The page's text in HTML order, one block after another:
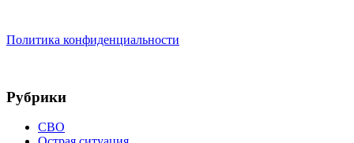
Политика конфиденциальности
Рубрики
СВО